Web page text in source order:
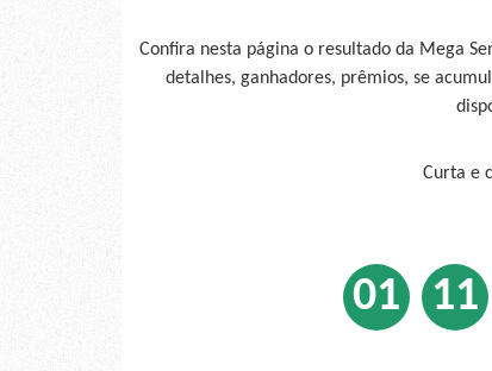
Confira nesta página o resultado da Mega
detalhes, ganhadores, prêmios, se
Curta e
01 11